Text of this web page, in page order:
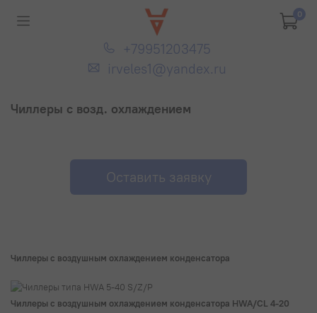
0
+79951203475
irveles1@yandex.ru
Чиллеры с возд. охлаждением
Оставить заявку
Чиллеры с воздушным охлаждением конденсатора
Чиллеры с воздушным охлаждением конденсатора HWA/CL 4-20